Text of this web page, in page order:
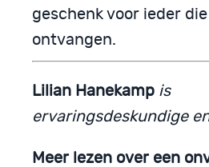
geschenk voor ieder
ontvangen.
Lilian Hanekamp is
ervaringsdeskundige
Meer lezen over een